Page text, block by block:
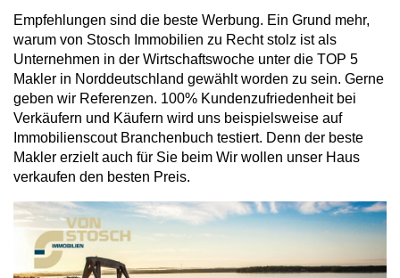
Empfehlungen sind die beste Werbung. Ein Grund mehr,
warum von Stosch Immobilien zu Recht stolz ist als
Unternehmen in der Wirtschaftswoche unter die TOP 5
Makler in Norddeutschland gewählt worden zu sein. Gerne
geben wir Referenzen. 100% Kundenzufriedenheit bei
Verkäufern und Käufern wird uns beispielsweise auf
Immobilienscout Branchenbuch testiert. Denn der beste
Makler erzielt auch für Sie beim Wir wollen unser Haus
verkaufen den besten Preis.